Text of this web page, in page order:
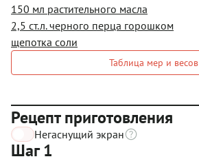
150 мл растительного масла
2,5 ст.л. черного перца горошком
щепотка соли
Таблица мер и весов
Рецепт приготовления
Негаснущий экран
Шаг 1